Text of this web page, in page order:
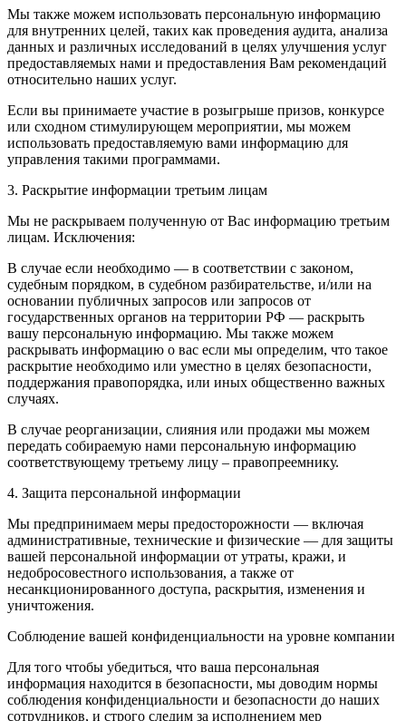
Мы также можем использовать персональную информацию
для внутренних целей, таких как проведения аудита, анализа
данных и различных исследований в целях улучшения услуг
предоставляемых нами и предоставления Вам рекомендаций
относительно наших услуг.
Если вы принимаете участие в розыгрыше призов, конкурсе
или сходном стимулирующем мероприятии, мы можем
использовать предоставляемую вами информацию для
управления такими программами.
3. Раскрытие информации третьим лицам
Мы не раскрываем полученную от Вас информацию третьим
лицам. Исключения:
В случае если необходимо — в соответствии с законом,
судебным порядком, в судебном разбирательстве, и/или на
основании публичных запросов или запросов от
государственных органов на территории РФ — раскрыть
вашу персональную информацию. Мы также можем
раскрывать информацию о вас если мы определим, что такое
раскрытие необходимо или уместно в целях безопасности,
поддержания правопорядка, или иных общественно важных
случаях.
В случае реорганизации, слияния или продажи мы можем
передать собираемую нами персональную информацию
соответствующему третьему лицу – правопреемнику.
4. Защита персональной информации
Мы предпринимаем меры предосторожности — включая
административные, технические и физические — для защиты
вашей персональной информации от утраты, кражи, и
недобросовестного использования, а также от
несанкционированного доступа, раскрытия, изменения и
уничтожения.
Соблюдение вашей конфиденциальности на уровне компании
Для того чтобы убедиться, что ваша персональная
информация находится в безопасности, мы доводим нормы
соблюдения конфиденциальности и безопасности до наших
сотрудников, и строго следим за исполнением мер